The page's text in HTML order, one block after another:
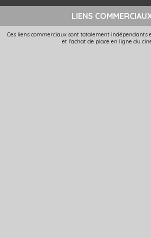
LIENS
Ces liens commerciaux sont totalement indépendants
et l'achat de place en ligne du